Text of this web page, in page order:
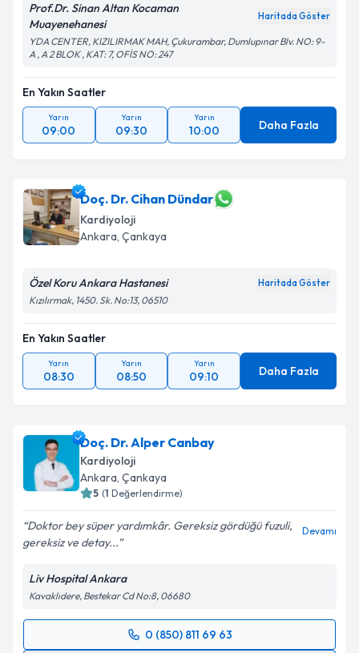
Prof.Dr. Sinan Altan Kocaman
Muayenehanesi
Haritada Göster
YDA CENTER, KIZILIRMAK MAH, Çukurambar, Dumlupınar Blv. NO: 9-
A , A 2 BLOK , KAT: 7, OFİS NO: 247
En Yakın Saatler
Yarın
09:00
Yarın
09:30
Yarın
10:00 Daha Fazla
Doç. Dr. Cihan Dündar
Kardiyoloji
Ankara, Çankaya
Özel Koru Ankara Hastanesi Haritada Göster
Kızılırmak, 1450. Sk. No:13, 06510
En Yakın Saatler
Yarın
08:30
Yarın
08:50
Yarın
09:10 Daha Fazla
Doç. Dr. Alper Canbay
Kardiyoloji
Ankara, Çankaya
5 (1 Değerlendirme)
Doktor bey süper yardımkâr. Gereksiz gördüğü fuzuli,
gereksiz ve detay...
Devamı
Liv Hospital Ankara
Kavaklıdere, Bestekar Cd No:8, 06680
0 (850) 811 69 63
Randevu Takvimi Talebi